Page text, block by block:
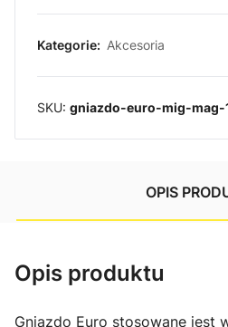
Kategorie: Akcesoria
SKU: gniazdo-euro-mig-mag-
OPIS
Opis produktu
Gniazdo Euro stosowane jest